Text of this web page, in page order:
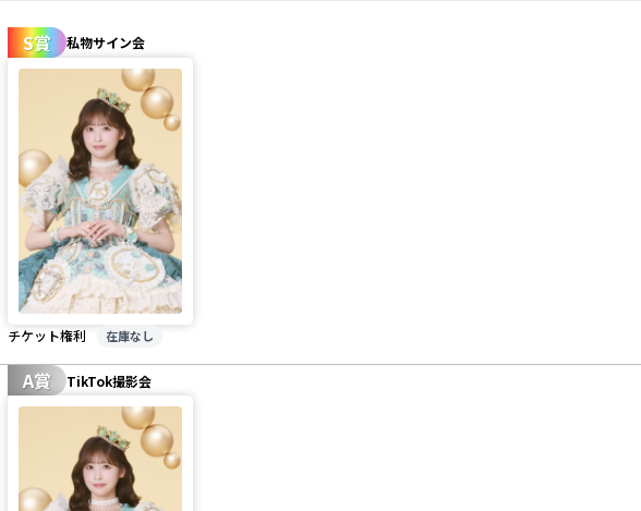
S賞 私物サイン会
チケット権利 在庫なし
A賞 TikTok撮影会